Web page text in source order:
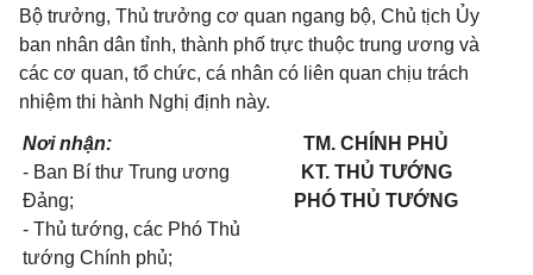
Bộ trưởng, Thủ trưởng cơ quan ngang bộ, Chủ tịch Ủy
ban nhân dân tỉnh, thành phố trực thuộc trung ương và
các cơ quan, tổ chức, cá nhân có liên quan chịu trách
nhiệm thi hành Nghị định này.
Nơi nhận:
- Ban Bí thư Trung ương
Đảng;
- Thủ tướng, các Phó Thủ
tướng Chính phủ;
TM. CHÍNH PHỦ
KT. THỦ TƯỚNG
PHÓ THỦ TƯỚNG